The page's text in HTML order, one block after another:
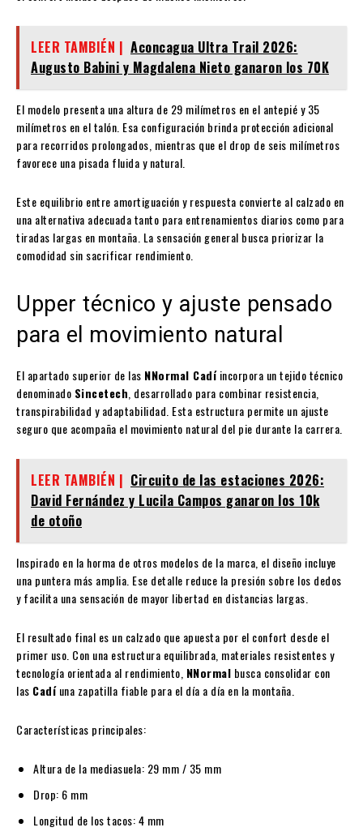
LEER TAMBIÉN | Aconcagua Ultra Trail 2026:
Augusto Babini y Magdalena Nieto ganaron los 70K
El modelo presenta una altura de 29 milímetros en el antepié y 35
milímetros en el talón. Esa configuración brinda protección adicional
para recorridos prolongados, mientras que el drop de seis milímetros
favorece una pisada fluida y natural.
Este equilibrio entre amortiguación y respuesta convierte al calzado en
una alternativa adecuada tanto para entrenamientos diarios como para
tiradas largas en montaña. La sensación general busca priorizar la
comodidad sin sacrificar rendimiento.
Upper técnico y ajuste pensado
para el movimiento natural
El apartado superior de las NNormal Cadíincorpora un tejido técnico
denominado Sincetech , desarrollado para combinar resistencia,
transpirabilidad y adaptabilidad. Esta estructura permite un ajuste
seguro que acompaña el movimiento natural del pie durante la carrera.
LEER TAMBIÉN | Circuito de las estaciones 2026:
David Fernández y Lucila Campos ganaron los 10k
de otoño
Inspirado en la horma de otros modelos de la marca, el diseño incluye
una puntera más amplia. Ese detalle reduce la presión sobre los dedos
y facilita una sensación de mayor libertad en distancias largas.
El resultado final es un calzado que apuesta por el confort desde el
primer uso. Con una estructura equilibrada, materiales resistentes y
tecnología orientada al rendimiento, NNormal busca consolidar con
las Cadíuna zapatilla fiable para el día a día en la montaña.
Características principales:
Altura de la mediasuela: 29 mm / 35 mm
Drop: 6 mm
Longitud de los tacos: 4 mm